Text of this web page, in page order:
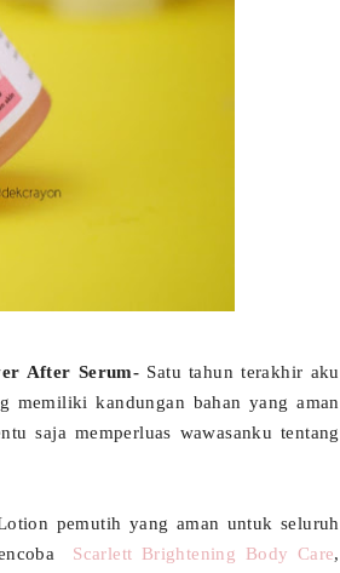
After Serum- Satu tahun terakhir aku
memiliki kandungan bahan yang aman
saja memperluas wawasanku tentang
pemutih yang aman untuk seluruh
Scarlett Brightening Body Care,